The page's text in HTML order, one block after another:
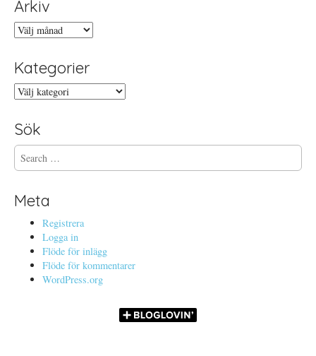
Arkiv
Arkiv
Kategorier
Kategorier
Sök
S
e
r
cMeta
Registrera
Logga in
Flöde för inlägg
Flöde för kommentarer
WordPress.org